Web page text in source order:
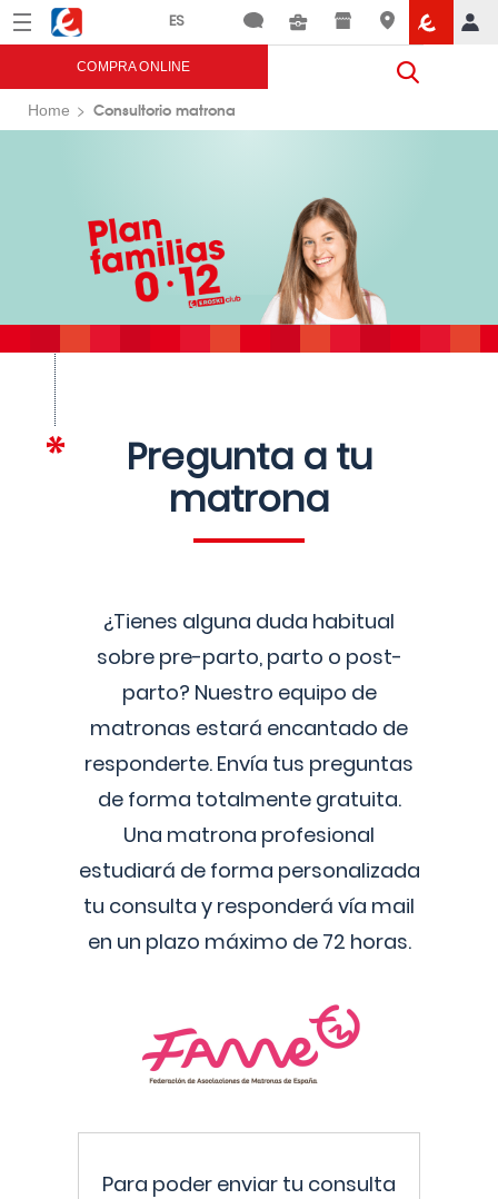
Menú Eroski
COMPRA ONLINE
Home Consultorio matrona
Pregunta a tu
matrona
¿Tienes alguna duda habitual
sobre pre-parto, parto o post-
parto? Nuestro equipo de
matronas estará encantado de
responderte. Envía tus preguntas
de forma totalmente gratuita.
Una matrona profesional
estudiará de forma personalizada
tu consulta y responderá vía mail
en un plazo máximo de 72 horas.
Para poder enviar tu consulta